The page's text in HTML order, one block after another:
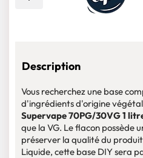
Description
Vous recherchez une base
d'ingrédients d'origine
Supervape 70PG/30VG 1
que la VG. Le flacon possède
préserver la qualité du
Liquide, cette base DIY sera